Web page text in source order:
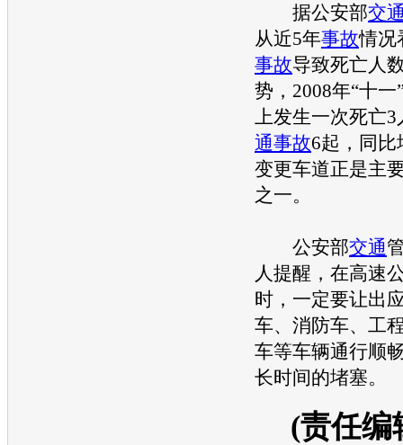
据公安部交
从近5年事故情况
事故导致死亡人
势，2008年“十
上发生一次死亡3
通事故6起，同比
变更车道正是主
之一。
公安部交通
人提醒，在高速
时，一定要让出
车、消防车、工
车等车辆通行顺
长时间的堵塞。
(责任编